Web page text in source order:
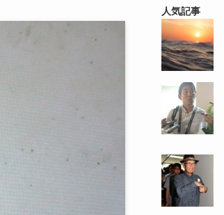
人気記事